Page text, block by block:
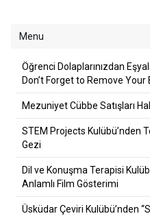
Menu
Öğrenci Dolaplarınızdan
Don’t Forget to Remove
Mezuniyet Cübbe Satışları
STEM Projects Kulübü’nden
Gezi
Dil ve Konuşma Terapisi
Anlamlı Film Gösterimi
Üsküdar Çeviri Kulübü’nden